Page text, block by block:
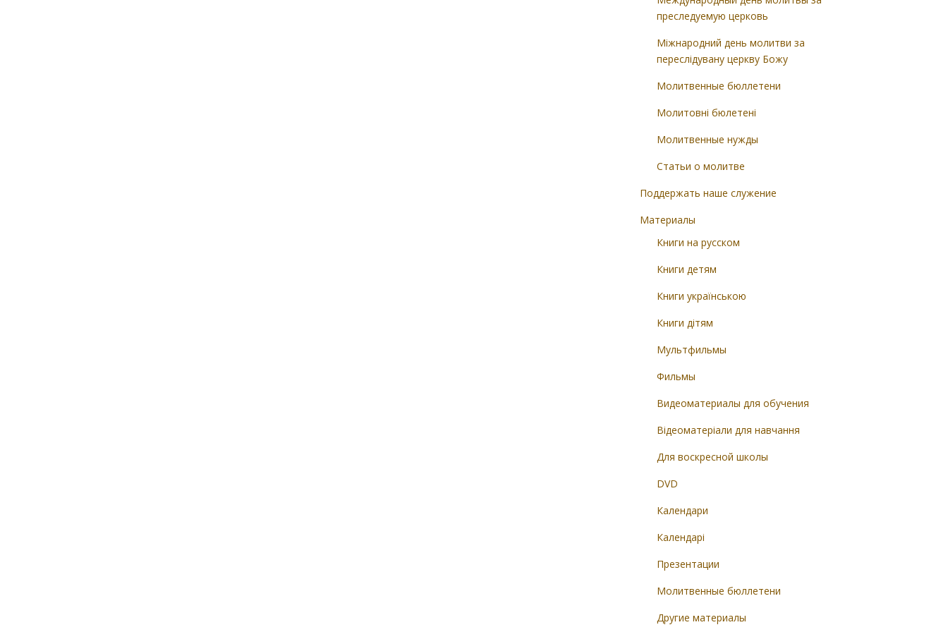
преследуемую церковь
Міжнародний день молитви за
переслідувану церкву Божу
Молитвенные бюллетени
Молитовні бюлетені
Молитвенные нужды
Статьи о молитве
Поддержать наше служение
Материалы
Книги на русском
Книги детям
Книги українською
Книги дітям
Мультфильмы
Фильмы
Видеоматериалы для обучения
Відеоматеріали для навчання
Для воскресной школы
DVD
Календари
Календарі
Презентации
Молитвенные бюллетени
Другие материалы